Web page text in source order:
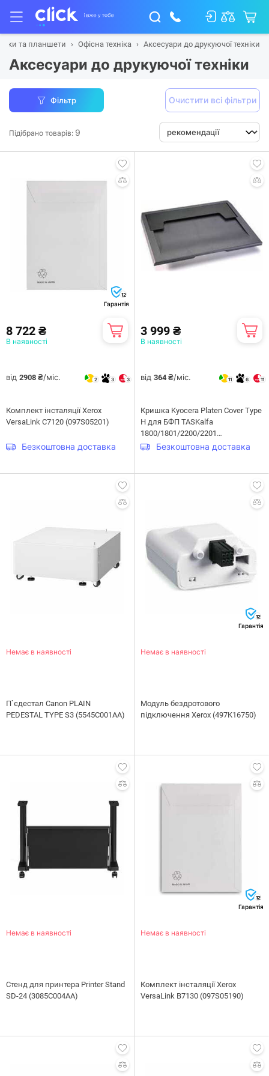
та планшети Офісна техніка Аксесуари до друкуючої техніки
Аксесуари до друкуючої техніки
Фільтр Очистити всі фільтри
Підібрано товарів: 9
12
Гарантія
8 722 ₴
В наявності
від 2908 ₴/міс. 2 3 3
Комплект інсталяції Xerox
VersaLink C7120 (097S05201)
Безкоштовна доставка
3 999 ₴
В наявності
від 364 ₴/міс. 11 6 11
Кришка Kyocera Platen Cover Type
H для БФП TASKalfa
1800/1801/2200/2201
(1202NG0UN0)
Безкоштовна доставка
Немає в наявності
П`єдестал Canon PLAIN
PEDESTAL TYPE S3 (5545C001AA)
12
Гарантія
Немає в наявності
Модуль бездротового
підключення Xerox (497K16750)
Немає в наявності
Стенд для принтера Printer Stand
SD-24 (3085C004AA)
12
Гарантія
Немає в наявності
Комплект інсталяції Xerox
VersaLink B7130 (097S05190)